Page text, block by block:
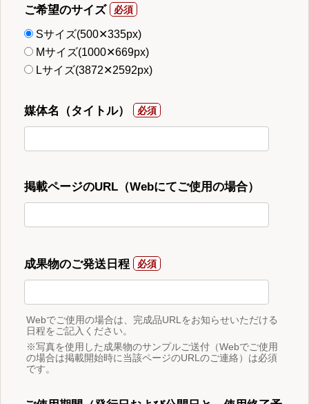
ご希望のサイズ
Sサイズ(500✕335px)
Mサイズ(1000✕669px)
Lサイズ(3872✕2592px)
媒体名（タイトル）
掲載ページのURL（Webにてご使用の場合）
成果物のご発送日程
Webでご使用の場合は、完成品URLをお知らせいただける
日程をご記入ください。
※写真を使用した成果物のサンプルご送付（Webでご使用
の場合は掲載開始時に当該ページのURLのご連絡）は必須
です。